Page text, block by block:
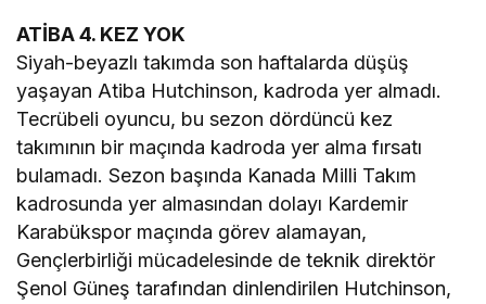
ATİBA 4. KEZ YOK
Siyah-beyazlı takımda son haftalarda düşüş
yaşayan Atiba Hutchinson, kadroda yer almadı.
Tecrübeli oyuncu, bu sezon dördüncü kez
takımının bir maçında kadroda yer alma fırsatı
bulamadı. Sezon başında Kanada Milli Takım
kadrosunda yer almasından dolayı Kardemir
Karabükspor maçında görev alamayan,
Gençlerbirliği mücadelesinde de teknik direktör
Şenol Güneş tarafından dinlendirilen Hutchinson,